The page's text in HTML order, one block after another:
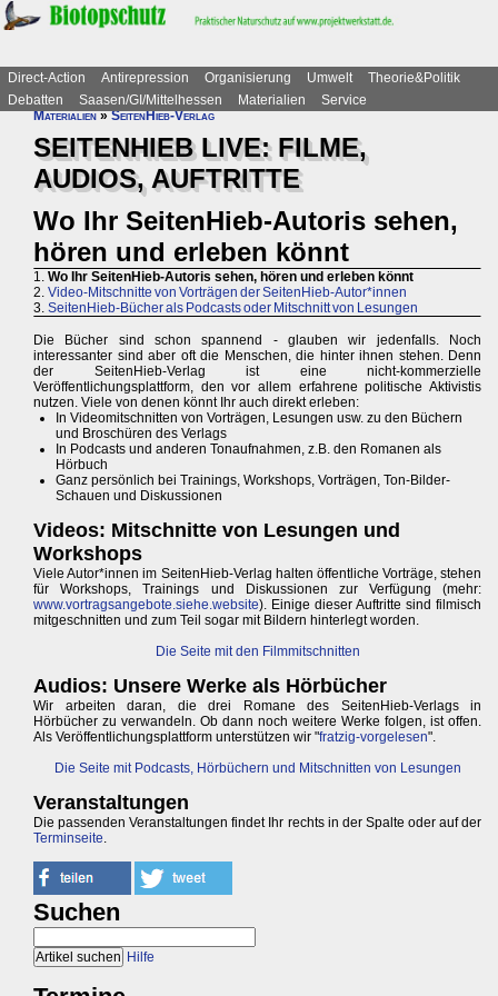
Direct-Action Antirepression Organisierung Umwelt
Theorie&Politik
Debatten
Saasen/GI/Mittelhessen Materialien
Service
Materialien»SeitenHieb-Verlag
SEITENHIEB LIVE: FILME,
AUDIOS, AUFTRITTE
Wo Ihr SeitenHieb-Autoris sehen,
hören und erleben könnt
1. Wo Ihr SeitenHieb-Autoris sehen, hören und erleben könnt
2. Video-Mitschnitte von Vorträgen der SeitenHieb-Autor*innen
3. SeitenHieb-Bücher als Podcasts oder Mitschnitt von Lesungen
Die Bücher sind schon spannend - glauben wir jedenfalls. Noch
interessanter sind aber oft die Menschen, die hinter ihnen stehen. Denn
der SeitenHieb-Verlag ist eine nicht-kommerzielle
Veröffentlichungsplattform, den vor allem erfahrene politische Aktivistis
nutzen. Viele von denen könnt Ihr auch direkt erleben:
In Videomitschnitten von Vorträgen, Lesungen usw. zu den Büchern
und Broschüren des Verlags
In Podcasts und anderen Tonaufnahmen, z.B. den Romanen als
Hörbuch
Ganz persönlich bei Trainings, Workshops, Vorträgen, Ton-Bilder-
Schauen und Diskussionen
Videos: Mitschnitte von Lesungen und
Workshops
Viele Autor*innen im SeitenHieb-Verlag halten öffentliche Vorträge, stehen
für Workshops, Trainings und Diskussionen zur Verfügung (mehr:
www.vortragsangebote.siehe.website). Einige dieser Auftritte sind filmisch
mitgeschnitten und zum Teil sogar mit Bildern hinterlegt worden.
Die Seite mit den Filmmitschnitten
Audios: Unsere Werke als Hörbücher
Wir arbeiten daran, die drei Romane des SeitenHieb-Verlags in
Hörbücher zu verwandeln. Ob dann noch weitere Werke folgen, ist offen.
Als Veröffentlichungsplattform unterstützen wir "fratzig-vorgelesen".
Die Seite mit Podcasts, Hörbüchern und Mitschnitten von Lesungen
Veranstaltungen
Die passenden Veranstaltungen findet Ihr rechts in der Spalte oder auf der
Terminseite.
Suchen
Hilfe